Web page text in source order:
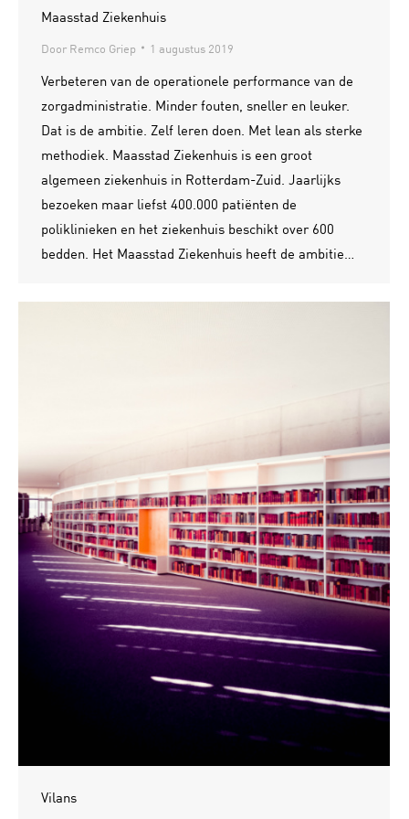
Maasstad Ziekenhuis
Door Remco Griep 1 augustus 2019
Verbeteren van de operationele performance van de
zorgadministratie. Minder fouten, sneller en leuker.
Dat is de ambitie. Zelf leren doen. Met lean als sterke
methodiek. Maasstad Ziekenhuis is een groot
algemeen ziekenhuis in Rotterdam-Zuid. Jaarlijks
bezoeken maar liefst 400.000 patiënten de
poliklinieken en het ziekenhuis beschikt over 600
bedden. Het Maasstad Ziekenhuis heeft de ambitie…
Vilans